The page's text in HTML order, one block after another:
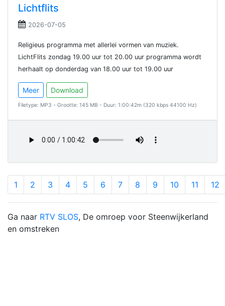
Lichtflits
2026-07-05
Religieus programma met allerlei vormen van muziek.
LichtFlits zondag 19.00 uur tot 20.00 uur programma wordt
herhaalt op donderdag van 18.00 uur tot 19.00 uur
Meer Download
Filetype: MP3 - Grootte: 145 MB - Duur: 1:00:42m (320 kbps 44100 Hz)
1 2 3 4 5 6 7 8 9 10 11 12
Ga naar RTV SLOS, De omroep voor Steenwijkerland
en omstreken